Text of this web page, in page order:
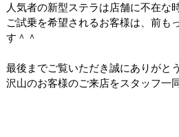
人気者の新型ステラは店舗に不在な
ご試乗を希望されるお客様は、前も
す＾＾
最後までご覧いただき誠にありがと
沢山のお客様のご来店をスタッフ一